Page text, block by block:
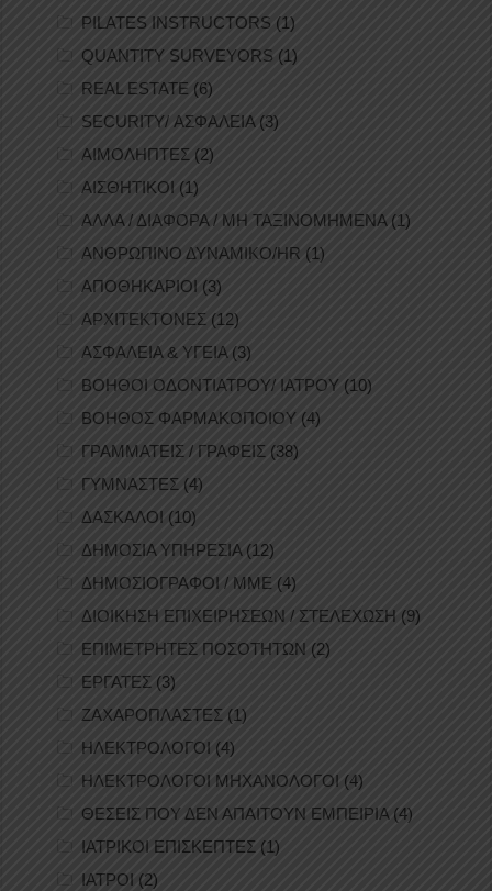
PILATES INSTRUCTORS (1)
QUANTITY SURVEYORS (1)
REAL ESTATE (6)
SECURITY/ ΑΣΦΑΛΕΙΑ(3)
ΑΙΜΟΛΗΠΤΕΣ (2)
ΑΙΣΘΗΤΙΚΟΙ (1)
ΑΛΛΑ / ΔΙΑΦΟΡΑ / ΜΗ ΤΑΞΙΝΟΜΗΜΕΝΑ(1)
ΑΝΘΡΩΠΙΝΟ ΔΥΝΑΜΙΚΟ/HR (1)
ΑΠΟΘΗΚΑΡΙΟΙ (3)
ΑΡΧΙΤΕΚΤΟΝΕΣ (12)
ΑΣΦΑΛΕΙΑ & ΥΓΕΙΑ(3)
ΒΟΗΘΟΙ ΟΔΟΝΤΙΑΤΡΟΥ/ ΙΑΤΡΟΥ (10)
ΒΟΗΘΟΣ ΦΑΡΜΑΚΟΠΟΙΟΥ (4)
ΓΡΑΜΜΑΤΕΙΣ / ΓΡΑΦΕΙΣ (38)
ΓΥΜΝΑΣΤΕΣ (4)
ΔΑΣΚΑΛΟΙ (10)
ΔΗΜΟΣΙΑ ΥΠΗΡΕΣΙΑ(12)
ΔΗΜΟΣΙΟΓΡΑΦΟΙ / ΜΜΕ (4)
ΔΙΟΙΚΗΣΗ ΕΠΙΧΕΙΡΗΣΕΩΝ / ΣΤΕΛΕΧΩΣΗ (9)
ΕΠΙΜΕΤΡΗΤΕΣ ΠΟΣΟΤΗΤΩΝ (2)
ΕΡΓΑΤΕΣ (3)
ΖΑΧΑΡΟΠΛΑΣΤΕΣ (1)
ΗΛΕΚΤΡΟΛΟΓΟΙ (4)
ΗΛΕΚΤΡΟΛΟΓΟΙ ΜΗΧΑΝΟΛΟΓΟΙ (4)
ΘΕΣΕΙΣ ΠΟΥ ΔΕΝ ΑΠΑΙΤΟΥΝ ΕΜΠΕΙΡΙΑ (4)
ΙΑΤΡΙΚΟΙ ΕΠΙΣΚΕΠΤΕΣ (1)
ΙΑΤΡΟΙ (2)